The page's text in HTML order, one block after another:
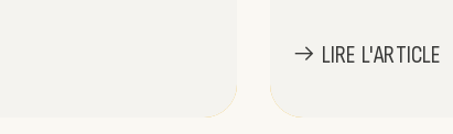
LIRE L'ARTICLE